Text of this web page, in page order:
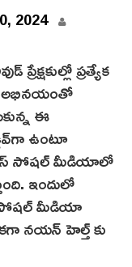
2024
ప్రత్యేక
అభిన‌యంతో
ఈ
ఉంటూ
ఫొటోస్ సోషల్ మీడియాలో
ఇందులో
సోషల్ మీడియా
న‌యన్ హెల్త్ కు